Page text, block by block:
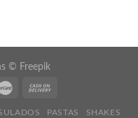
© Freepik
PASTAS SHAKES